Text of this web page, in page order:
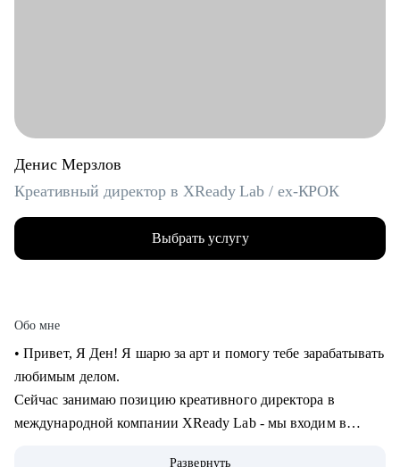
Денис Мерзлов
Креативный директор в XReady Lab / ex-КРОК
Выбрать услугу
Обо мне
• Привет, Я Ден! Я шарю за арт и помогу тебе зарабатывать
любимым делом.
Сейчас занимаю позицию креативного директора в
международной компании XReady Lab - мы входим в
Развернуть